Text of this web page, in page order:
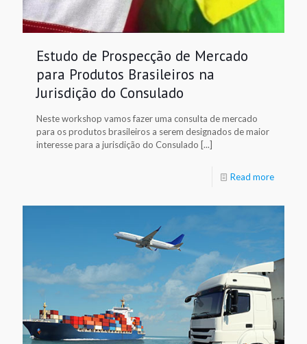
Estudo de Prospecção de Mercado
para Produtos Brasileiros na
Jurisdição do Consulado
Neste workshop vamos fazer uma consulta de mercado
para os produtos brasileiros a serem designados de maior
interesse para a jurisdição do Consulado [...]
Read more